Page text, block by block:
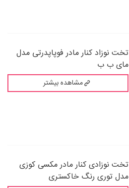
تخت نوزاد کنار مادر فوپاپدرتی مدل
مای ب ب
مشاهده بیشتر
تخت نوزادی کنار مادر مکسی کوزی
مدل توری رنگ خاکستری